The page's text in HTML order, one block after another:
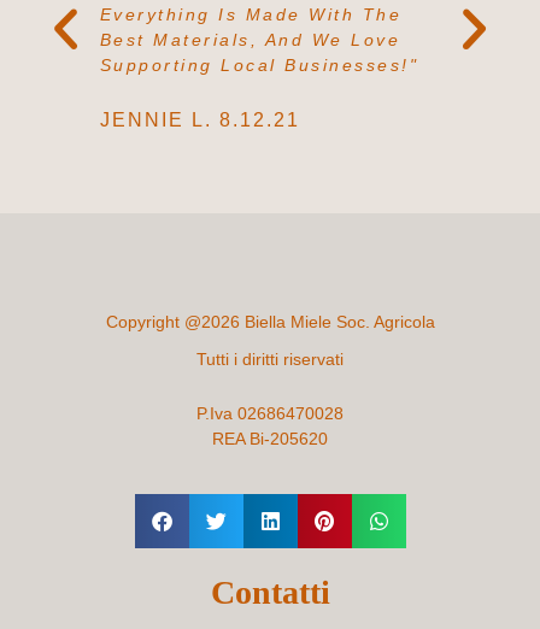
Everything Is Made With The
Best Materials, And We Love
Supporting Local Businesses!"
JENNIE L. 8.12.21
Regular
Organic
Copyright @2026 Biella Miele Soc. Agricola
Tutti i diritti riservati
P.Iva 02686470028
REA Bi-205620
Contatti